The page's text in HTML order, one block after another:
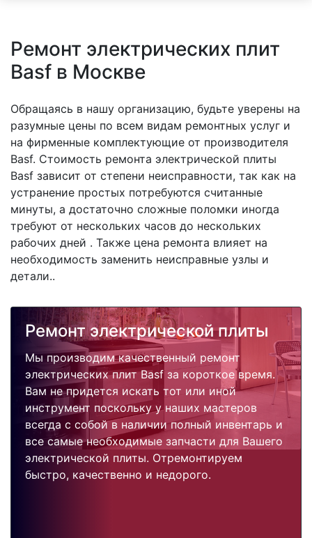
Ремонт электрических плит
Basf в Москве
Обращаясь в нашу организацию, будьте уверены на
разумные цены по всем видам ремонтных услуг и
на фирменные комплектующие от производителя
Basf. Стоимость ремонта электрической плиты
Basf зависит от степени неисправности, так как на
устранение простых потребуются считанные
минуты, а достаточно сложные поломки иногда
требуют от нескольких часов до нескольких
рабочих дней . Также цена ремонта влияет на
необходимость заменить неисправные узлы и
детали..
Ремонт электрической плиты
Мы производим качественный ремонт
электрических плит Basf за короткое время.
Вам не придется искать тот или иной
инструмент поскольку у наших мастеров
всегда с собой в наличии полный инвентарь и
все самые необходимые запчасти для Вашего
электрической плиты. Отремонтируем
быстро, качественно и недорого.